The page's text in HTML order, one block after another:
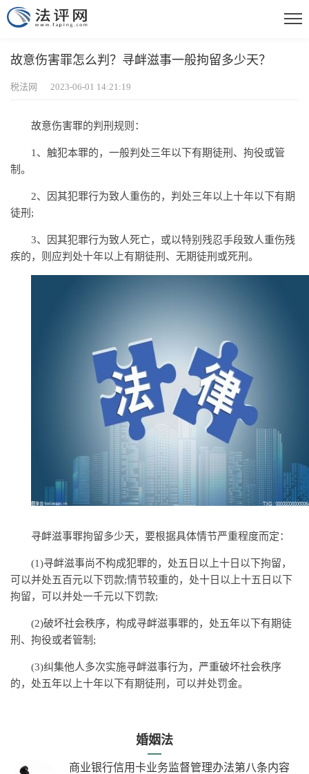
故意伤害罪怎么判？寻衅滋事一般拘留多少天？
税法网 2023-06-01 14:21:19
故意伤害罪的判刑规则：
1、触犯本罪的，一般判处三年以下有期徒刑、拘役或管
制。
2、因其犯罪行为致人重伤的，判处三年以上十年以下有期
徒刑;
3、因其犯罪行为致人死亡，或以特别残忍手段致人重伤残
疾的，则应判处十年以上有期徒刑、无期徒刑或死刑。
寻衅滋事罪拘留多少天，要根据具体情节严重程度而定：
(1)寻衅滋事尚不构成犯罪的，处五日以上十日以下拘留，
可以并处五百元以下罚款;情节较重的，处十日以上十五日以下
拘留，可以并处一千元以下罚款;
(2)破坏社会秩序，构成寻衅滋事罪的，处五年以下有期徒
刑、拘役或者管制;
(3)纠集他人多次实施寻衅滋事行为，严重破坏社会秩序
的，处五年以上十年以下有期徒刑，可以并处罚金。
婚姻法
商业银行信用卡业务监督管理办法第八条内容